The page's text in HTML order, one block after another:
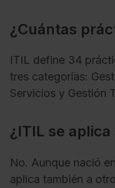
¿Cuántas
ITIL define 34
tres categorías:
Servicios y Gestión
¿ITIL se aplica
No. Aunque nació
aplica también a